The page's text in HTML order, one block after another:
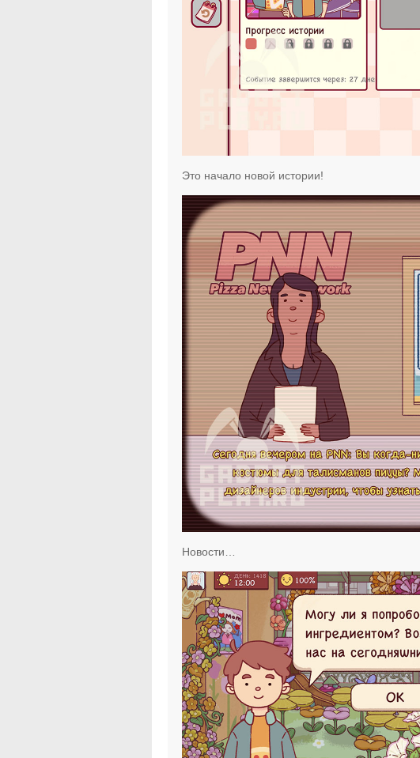
Это начало новой истории!
Новости…